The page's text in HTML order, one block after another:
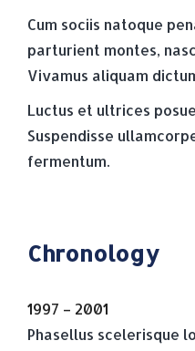
Cum sociis natoque
parturient montes,
Vivamus aliquam
Luctus et ultrices
Suspendisse
fermentum.
Chronology
1997 – 2001
Phasellus scelerisque